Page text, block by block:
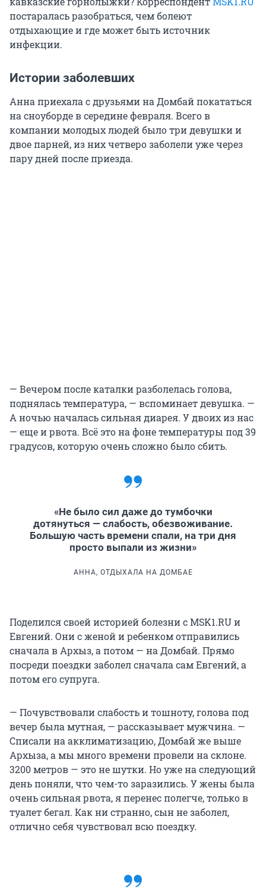
постаралась разобраться, чем болеют
отдыхающие и где может быть источник
инфекции.
Истории заболевших
Анна приехала с друзьями на Домбай покататься
на сноуборде в середине февраля. Всего в
компании молодых людей было три девушки и
двое парней, из них четверо заболели уже через
пару дней после приезда.
— Вечером после каталки разболелась голова,
поднялась температура, — вспоминает девушка. —
А ночью началась сильная диарея. У двоих из нас
— еще и рвота. Всё это на фоне температуры под 39
градусов, которую очень сложно было сбить.
«Не было сил даже до тумбочки
дотянуться — слабость, обезвоживание.
Большую часть времени спали, на три дня
просто выпали из жизни»
АННА, ОТДЫХАЛА НА ДОМБАЕ
Поделился своей историей болезни с MSK1.RU и
Евгений. Они с женой и ребенком отправились
сначала в Архыз, а потом — на Домбай. Прямо
посреди поездки заболел сначала сам Евгений, а
потом его супруга.
— Почувствовали слабость и тошноту, голова под
вечер была мутная, — рассказывает мужчина. —
Списали на акклиматизацию, Домбай же выше
Архыза, а мы много времени провели на склоне.
3200 метров — это не шутки. Но уже на следующий
день поняли, что чем-то заразились. У жены была
очень сильная рвота, я перенес полегче, только в
туалет бегал. Как ни странно, сын не заболел,
отлично себя чувствовал всю поездку.